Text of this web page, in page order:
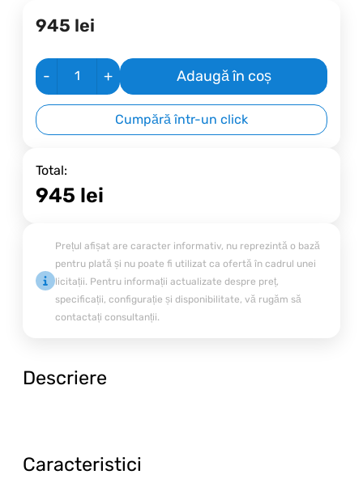
945 lei
- + Adaugă în coș
Cumpără într-un click
Total:
945 lei
Prețul afișat are caracter informativ, nu reprezintă o bază
pentru plată și nu poate fi utilizat ca ofertă în cadrul unei
licitații. Pentru informații actualizate despre preț,
specificații, configurație și disponibilitate, vă rugăm să
contactați consultanții.
Descriere
Caracteristici